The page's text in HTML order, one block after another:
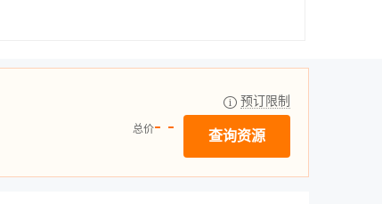
预订限制
查询资源
总价- -